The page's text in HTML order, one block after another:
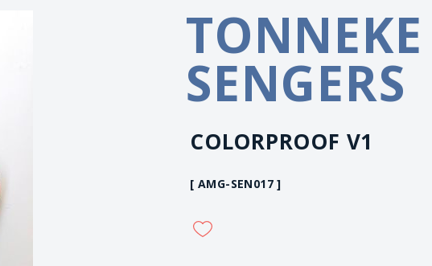
TONNEKE
SENGERS
COLORPROOF V1
[ AMG-SEN017 ]